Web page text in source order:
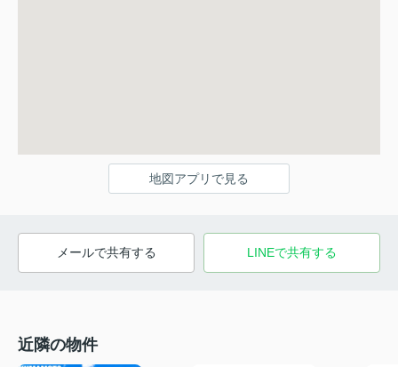
地図アプリで見る
メールで共有する LINEで共有する
近隣の物件